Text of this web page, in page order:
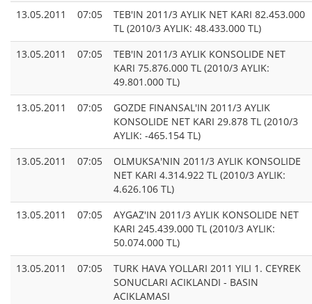
13.05.2011
07:05
TEB'IN 2011/3 AYLIK NET KARI 82.453.000
TL (2010/3 AYLIK: 48.433.000 TL)
13.05.2011
07:05
TEB'IN 2011/3 AYLIK KONSOLIDE NET
KARI 75.876.000 TL (2010/3 AYLIK:
49.801.000 TL)
13.05.2011
07:05
GOZDE FINANSAL'IN 2011/3 AYLIK
KONSOLIDE NET KARI 29.878 TL (2010/3
AYLIK: -465.154 TL)
13.05.2011
07:05
OLMUKSA'NIN 2011/3 AYLIK KONSOLIDE
NET KARI 4.314.922 TL (2010/3 AYLIK:
4.626.106 TL)
13.05.2011
07:05
AYGAZ'IN 2011/3 AYLIK KONSOLIDE NET
KARI 245.439.000 TL (2010/3 AYLIK:
50.074.000 TL)
13.05.2011
07:05
TURK HAVA YOLLARI 2011 YILI 1. CEYREK
SONUCLARI ACIKLANDI - BASIN
ACIKLAMASI